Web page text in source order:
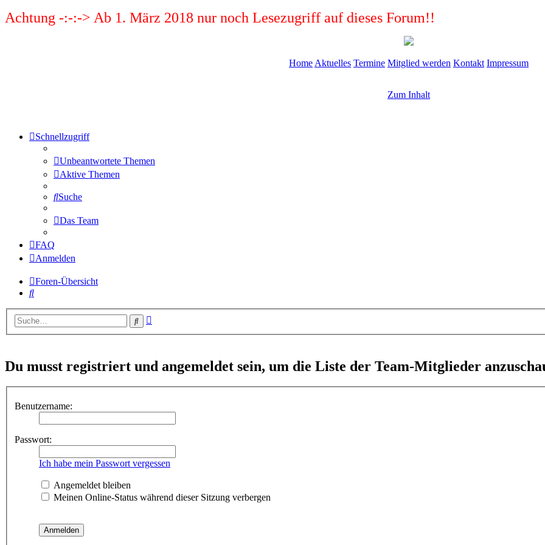
Achtung -:-:-> Ab 1. März 2018 nur noch Lesezugriff auf dieses Forum!!
Home Aktuelles Termine Mitglied werden Kontakt Impressum
Zum Inhalt
Schnellzugriff
Unbeantwortete Themen
Aktive Themen
Suche
Das Team
FAQ
Anmelden
Foren-Übersicht
Suche
Suche
Du musst registriert und angemeldet sein, um die Liste der Team-Mitglieder
Benutzername:
Passwort:
Ich habe mein Passwort vergessen
Angemeldet bleiben
Meinen Online-Status während dieser Sitzung verbergen